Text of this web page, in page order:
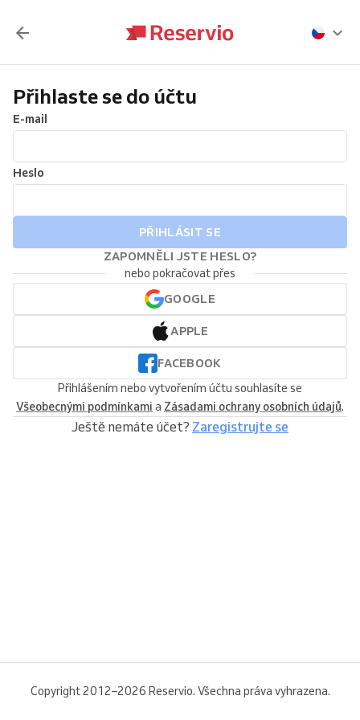
Přihlaste se do účtu
E-mail
Heslo
PŘIHLÁSIT SE
ZAPOMNĚLI JSTE HESLO?
nebo pokračovat přes
GOOGLE
APPLE
FACEBOOK
Přihlášením nebo vytvořením účtu souhlasíte se
Všeobecnými podmínkami a Zásadami ochrany osobních údajů.
Ještě nemáte účet? Zaregistrujte se
Copyright 2012–2026 Reservio. Všechna práva vyhrazena.